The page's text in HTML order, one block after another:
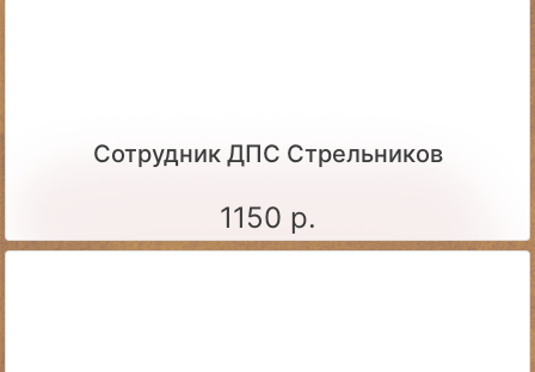
Сотрудник ДПС Стрельников
1150 р.